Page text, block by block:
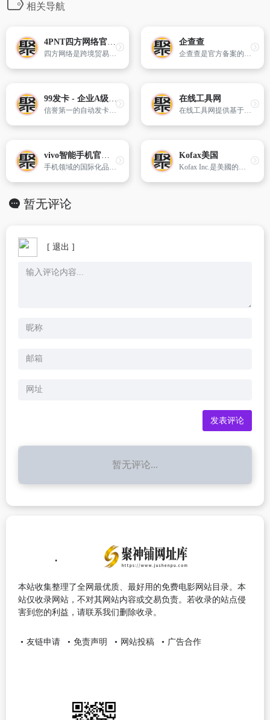
相关导航
4PNT四方网络官网-仓库管理系统_快递管理系统_电商erp_保税仓系统_海外仓系统
四方网络是跨境贸易与物流领域领先的IT及运营整合服务提供商,提供电商erp系统,wms仓库管理系统,OMS订单管理系统,CMS关务管理系统,XMS快递管理系统,保税仓系统以及海外仓系统等。
企查查
企查查是官方备案的企业征信机构,为您提供全国企业信息查询,包括企业工商信息查询,信用信息查询,经营状况查询等相关信息。查企业,搜老板,找关系就上企查查!
99发卡 - 企业A级自动发卡平台
信誉第一的自动发卡平台,24小时为商户提供优质稳定不间断的自动交易服务
在线工具网
在线工具网提供基于Web网页的在线工具软件,如：智商测试、情商测试、逻辑思维训练、mbti职业性格测试、九型人格测试、大五人格测试、人才测评、图表制作、图片处理、疾病自测、抑郁症测试题、生活查询、健康管理、娱乐工具、及各类在线计算器等等。
vivo智能手机官方网站 - X200s 影像旗舰
手机领域的国际化品牌，vivo官网提供手机资讯、售前咨询、在线购买、售后服务等功能；vivo当季明星机型有x系列、s系列、xfold、iqoo、vivopadpro等。
Kofax美国
Kofax Inc.是美國的過程自動化軟件提供商,其國際總部位於加利福尼亞州的歐文市。成立於1985年的Kofax為遍布美洲,歐洲,中東和非洲以及亞太地區的70個國家/地區的25,000名客戶提供流程管理,機器人流程自動化,電子簽名,移動性和客戶通訊服務。
暂无评论
[ 退出 ]
暂无评论...
本站收集整理了全网最优质、最好用的免费电影网站目录。本
站仅收录网站，不对其网站内容或交易负责。若收录的站点侵
害到您的利益，请联系我们删除收录。
友链申请 免责声明 网站投稿 广告合作